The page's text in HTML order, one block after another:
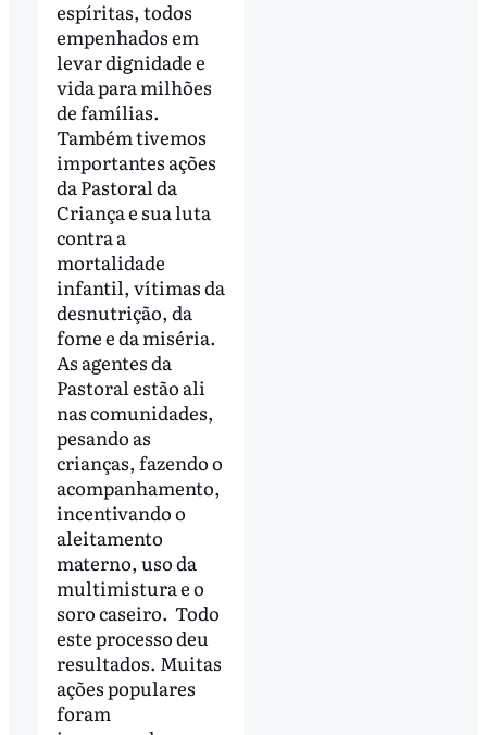
espíritas, todos
empenhados em
levar dignidade e
vida para milhões
de famílias.
Também tivemos
importantes ações
da Pastoral da
Criança e sua luta
contra a
mortalidade
infantil, vítimas da
desnutrição, da
fome e da miséria.
As agentes da
Pastoral estão ali
nas comunidades,
pesando as
crianças, fazendo o
acompanhamento,
incentivando o
aleitamento
materno, uso da
multimistura e o
soro caseiro. Todo
este processo deu
resultados. Muitas
ações populares
foram